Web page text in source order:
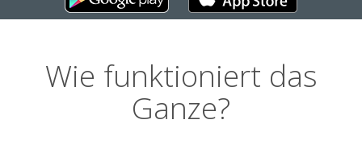
Wie funktioniert das
Ganze?